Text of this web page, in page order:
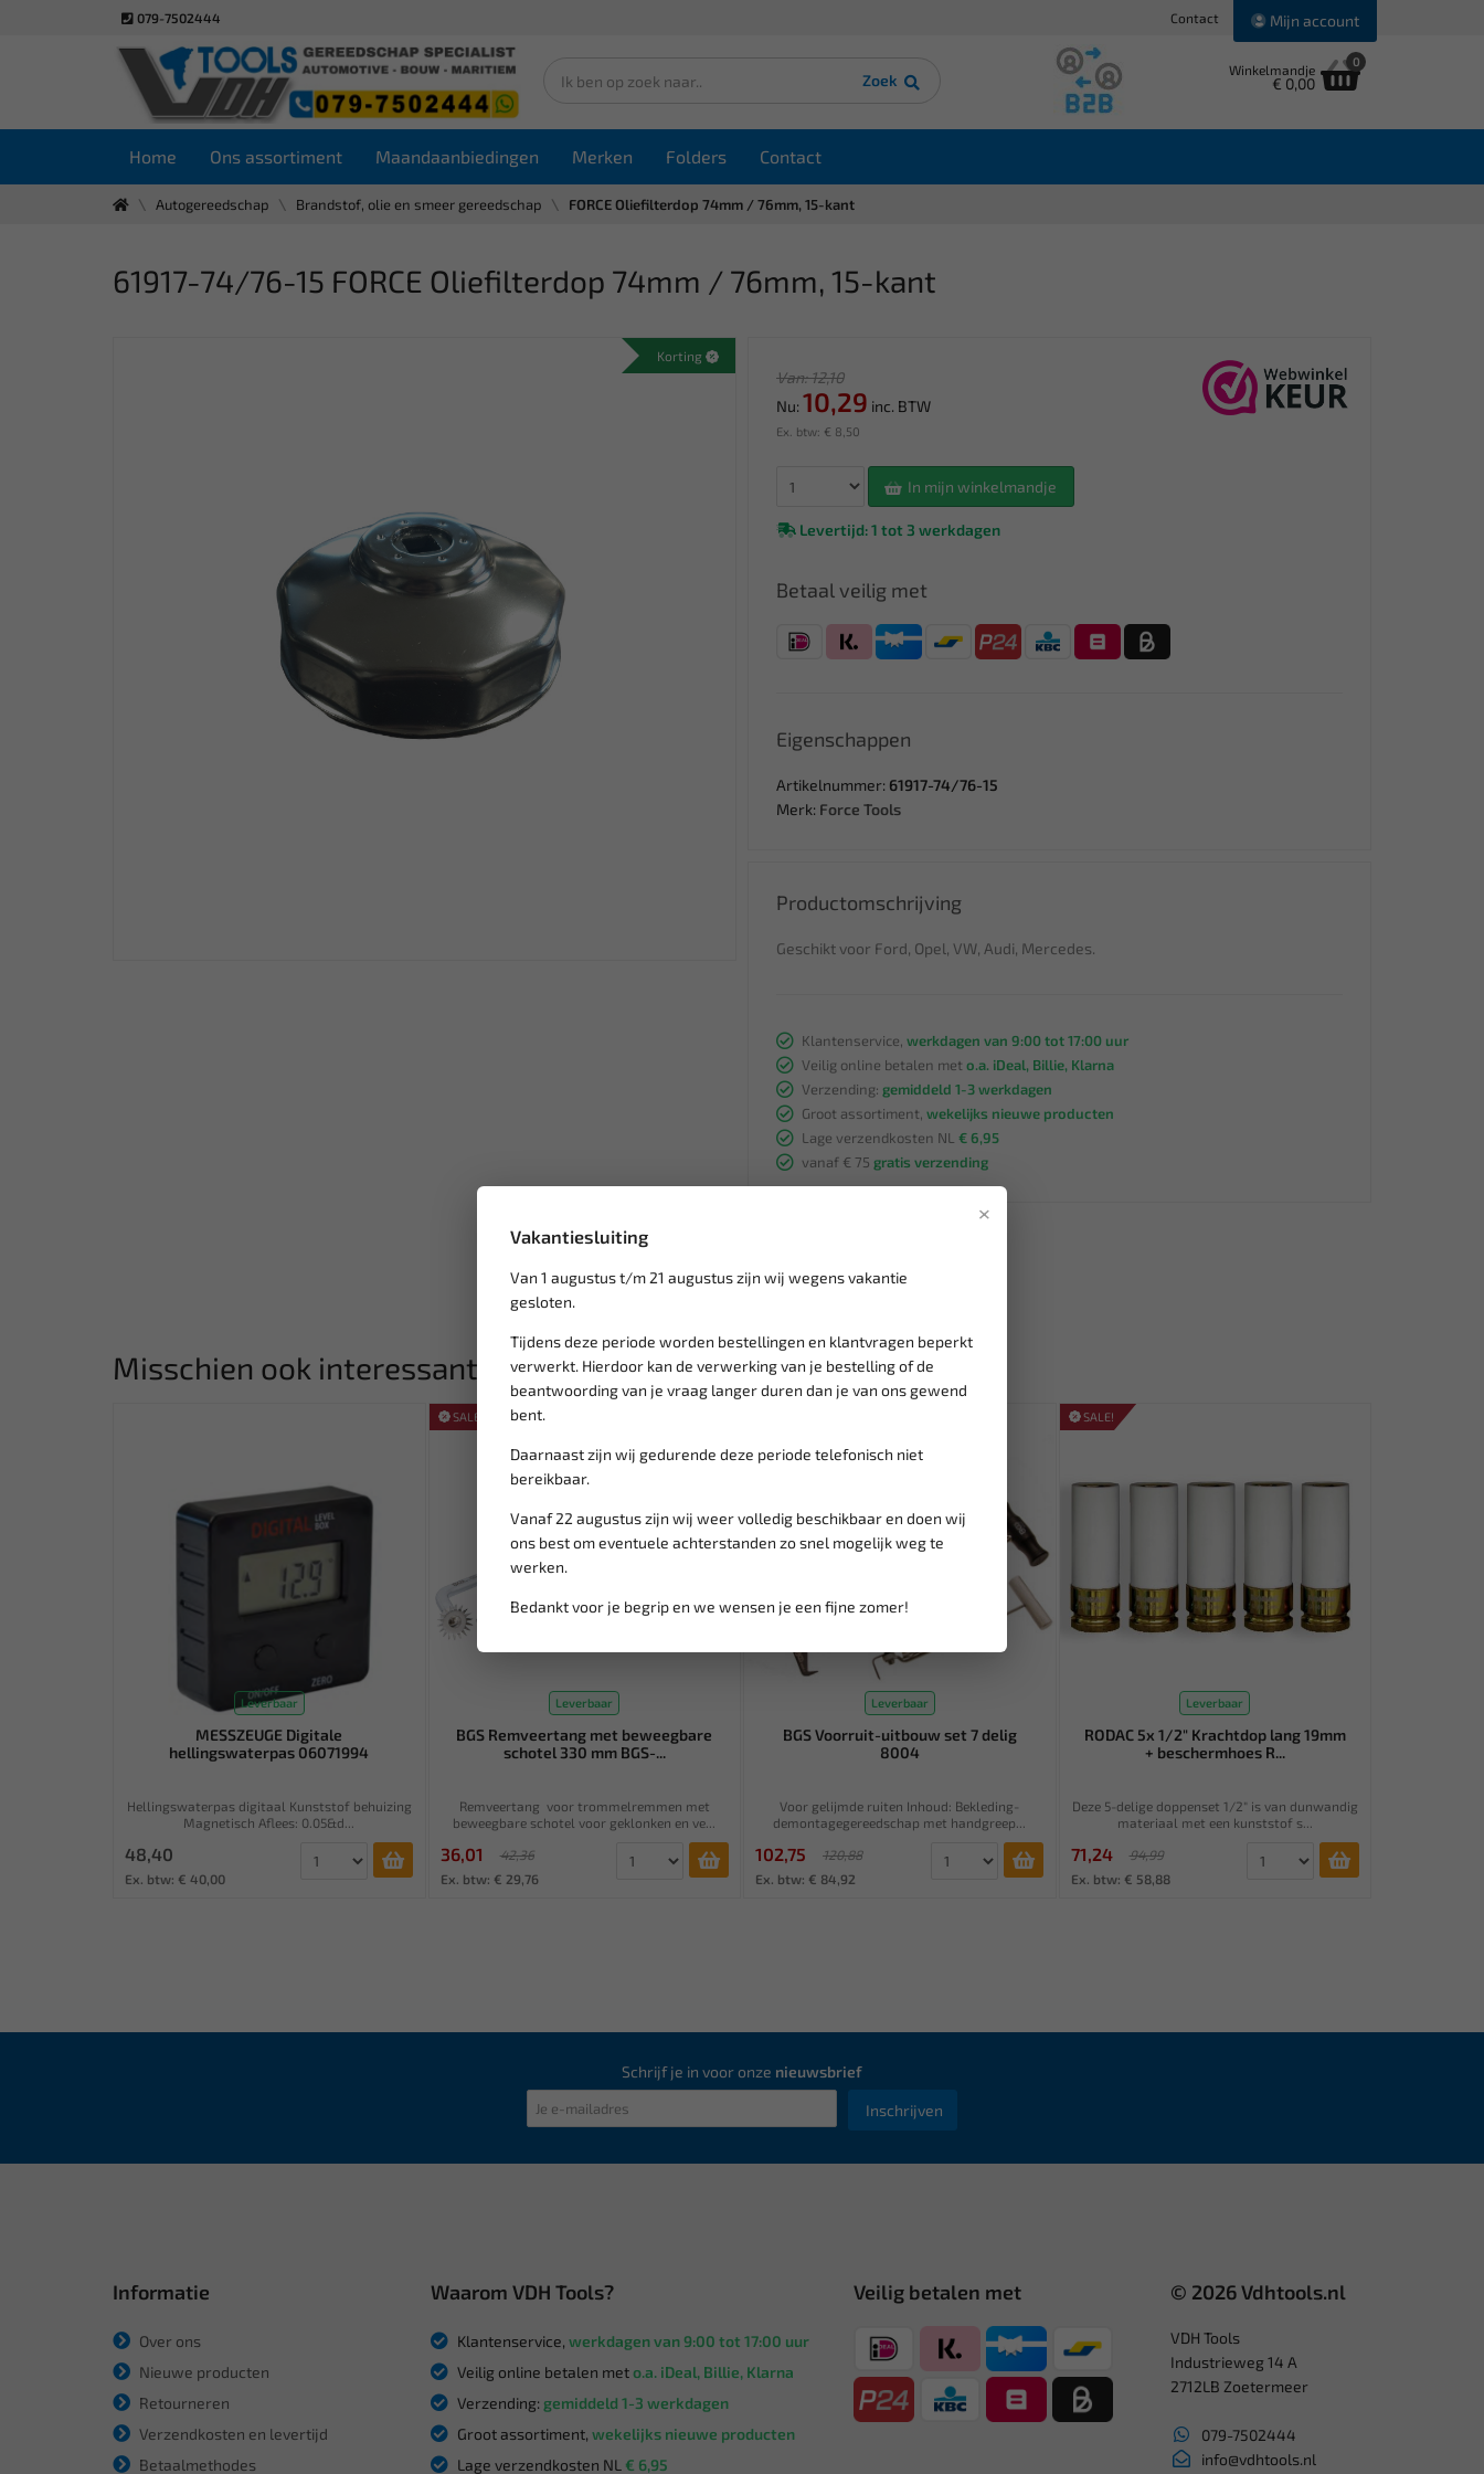
079-7502444 Contact Mijn account
Zoek
Winkelmandje
€ 0,00
0
Home Ons assortiment Maandaanbiedingen Merken Folders Contact
Autogereedschap Brandstof, olie en smeer gereedschap FORCE Oliefilterdop 74mm / 76mm, 15-kant
×
Vakantiesluiting
Van 1 augustus t/m 21 augustus zijn wij wegens vakantie
gesloten.
Tijdens deze periode worden bestellingen en klantvragen beperkt
verwerkt. Hierdoor kan de verwerking van je bestelling of de
beantwoording van je vraag langer duren dan je van ons gewend
bent.
Daarnaast zijn wij gedurende deze periode telefonisch niet
bereikbaar.
Vanaf 22 augustus zijn wij weer volledig beschikbaar en doen wij
ons best om eventuele achterstanden zo snel mogelijk weg te
werken.
Bedankt voor je begrip en we wensen je een fijne zomer!
61917-74/76-15 FORCE Oliefilterdop 74mm / 76mm, 15-kant
Korting
Van: 12,10
Nu: 10,29 inc. BTW
Ex. btw: € 8,50
In mijn winkelmandje
Levertijd: 1 tot 3 werkdagen
Betaal veilig met
Eigenschappen
Artikelnummer: 61917-74/76-15
Merk: Force Tools
Productomschrijving
Geschikt voor Ford, Opel, VW, Audi, Mercedes.
Klantenservice, werkdagen van 9:00 tot 17:00 uur
Veilig online betalen met o.a. iDeal, Billie, Klarna
Verzending: gemiddeld 1-3 werkdagen
Groot assortiment, wekelijks nieuwe producten
Lage verzendkosten NL € 6,95
vanaf € 75 gratis verzending
Misschien ook interessant:
Leverbaar
MESSZEUGE Digitale
hellingswaterpas 06071994
Hellingswaterpas digitaal Kunststof behuizing
Magnetisch Aflees: 0.05&d...
48,40
Ex. btw: € 40,00
SALE!
Leverbaar
BGS Remveertang met beweegbare
schotel 330 mm BGS-...
Remveertang voor trommelremmen met
beweegbare schotel voor geklonken en ve...
36,01
42,36
Ex. btw: € 29,76
Leverbaar
BGS Voorruit-uitbouw set 7 delig
8004
Voor gelijmde ruiten Inhoud: Bekleding-
demontagegereedschap met handgreep...
102,75
120,88
Ex. btw: € 84,92
SALE!
Leverbaar
RODAC 5x 1/2" Krachtdop lang 19mm
+ beschermhoes R...
Deze 5-delige doppenset 1/2" is van dunwandig
materiaal met een kunststof s...
71,24
94,99
Ex. btw: € 58,88
Schrijf je in voor onze nieuwsbrief
Inschrijven
Informatie
Over ons
Nieuwe producten
Retourneren
Verzendkosten en levertijd
Betaalmethodes
Waarom VDH Tools?
Klantenservice, werkdagen van 9:00 tot 17:00 uur
Veilig online betalen meto.a. iDeal, Billie, Klarna
Verzending: gemiddeld 1-3 werkdagen
Groot assortiment, wekelijks nieuwe producten
Lage verzendkosten NL € 6,95
Veilig betalen met © 2026 Vdhtools.nl
VDH Tools
Industrieweg 14 A
2712LB Zoetermeer
079-7502444
info@vdhtools.nl